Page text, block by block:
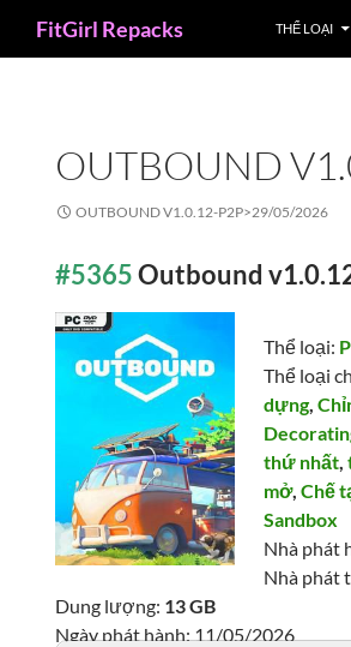
FitGirl Repacks THỂ LOẠI
OUTBOUND
OUTBOUND V1.0.12-P2P>29/05/2026
#5365Outbound
Thể loại:
Thể loại
dựng,
thứ nhất,
mở,Chế
Sandbox
Nhà phát
Nhà phát
Dung lượng: 13 GB
Ngày phát hành: 11/05/2026